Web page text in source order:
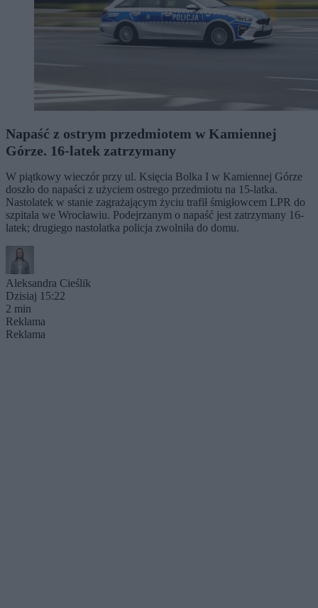
Napaść z ostrym przedmiotem w Kamiennej
Górze. 16-latek zatrzymany
W piątkowy wieczór przy ul. Księcia Bolka I w Kamiennej Górze
doszło do napaści z użyciem ostrego przedmiotu na 15-latka.
Nastolatek w stanie zagrażającym życiu trafił śmigłowcem LPR do
szpitala we Wrocławiu. Podejrzanym o napaść jest zatrzymany 16-
latek; drugiego nastolatka policja zwolniła do domu.
Aleksandra Cieślik
Dzisiaj 15:22
2 min
Reklama
Reklama